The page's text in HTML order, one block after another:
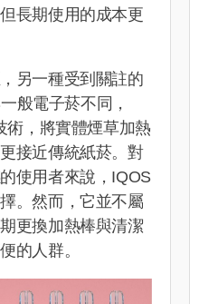
長期使用的成本更
另一種受到關註的
般電子菸不同，
術，將實體煙草加熱
接近傳統紙菸。對
使用者來說，IQOS
。然而，它並不屬
更換加熱棒與清潔
的人群。